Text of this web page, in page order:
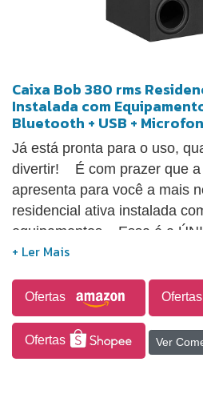
Caixa Bob 380 rms
Instalada com
Bluetooth + USB +
Já está pronta para o uso,
divertir! É com prazer que a
apresenta para você a mais
residencial ativa instalada
equipamentos. Essa é a
no mercado com esses
unindo a tecnologia de
primeira qualidade e os
mercado. A Boombastic é
de caixas de som no país,
Ofertas Ofertas
Ofertas Ver